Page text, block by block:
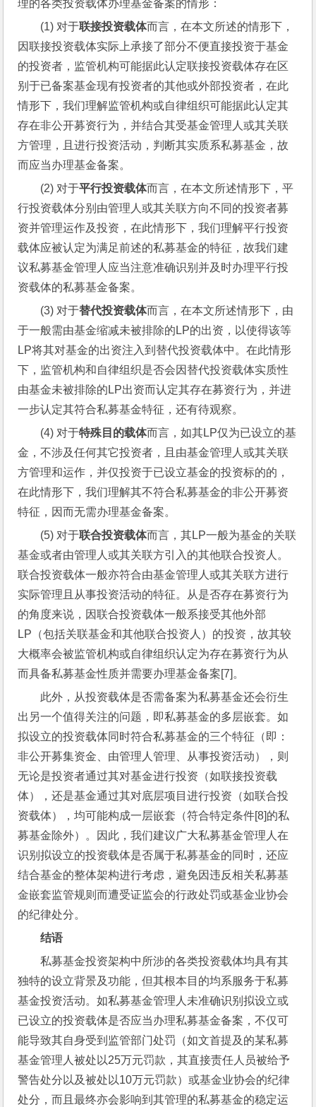
理的各类投资载体办理基金备案的情形：
(1) 对于联接投资载体而言，在本文所述的情形下，
因联接投资载体实际上承接了部分不便直接投资于基金
的投资者，监管机构可能据此认定联接投资载体存在区
别于已备案基金现有投资者的其他或外部投资者，在此
情形下，我们理解监管机构或自律组织可能据此认定其
存在非公开募资行为，并结合其受基金管理人或其关联
方管理，且进行投资活动，判断其实质系私募基金，故
而应当办理基金备案。
(2) 对于平行投资载体而言，在本文所述情形下，平
行投资载体分别由管理人或其关联方向不同的投资者募
资并管理运作及投资，在此情形下，我们理解平行投资
载体应被认定为满足前述的私募基金的特征，故我们建
议私募基金管理人应当注意准确识别并及时办理平行投
资载体的私募基金备案。
(3) 对于替代投资载体而言，在本文所述情形下，由
于一般需由基金缩减未被排除的LP的出资，以使得该等
LP将其对基金的出资注入到替代投资载体中。在此情形
下，监管机构和自律组织是否会因替代投资载体实质性
由基金未被排除的LP出资而认定其存在募资行为，并进
一步认定其符合私募基金特征，还有待观察。
(4) 对于特殊目的载体而言，如其LP仅为已设立的基
金，不涉及任何其它投资者，且由基金管理人或其关联
方管理和运作，并仅投资于已设立基金的投资标的的，
在此情形下，我们理解其不符合私募基金的非公开募资
特征，因而无需办理基金备案。
(5) 对于联合投资载体而言，其LP一般为基金的关联
基金或者由管理人或其关联方引入的其他联合投资人。
联合投资载体一般亦符合由基金管理人或其关联方进行
实际管理且从事投资活动的特征。从是否存在募资行为
的角度来说，因联合投资载体一般系接受其他外部
LP（包括关联基金和其他联合投资人）的投资，故其较
大概率会被监管机构或自律组织认定为存在募资行为从
而具备私募基金性质并需要办理基金备案[7]。
此外，从投资载体是否需备案为私募基金还会衍生
出另一个值得关注的问题，即私募基金的多层嵌套。如
拟设立的投资载体同时符合私募基金的三个特征（即：
非公开募集资金、由管理人管理、从事投资活动），则
无论是投资者通过其对基金进行投资（如联接投资载
体），还是基金通过其对底层项目进行投资（如联合投
资载体），均可能构成一层嵌套（符合特定条件[8]的私
募基金除外）。因此，我们建议广大私募基金管理人在
识别拟设立的投资载体是否属于私募基金的同时，还应
结合基金的整体架构进行考虑，避免因违反相关私募基
金嵌套监管规则而遭受证监会的行政处罚或基金业协会
的纪律处分。
结语
私募基金投资架构中所涉的各类投资载体均具有其
独特的设立背景及功能，但其根本目的均系服务于私募
基金投资活动。如私募基金管理人未准确识别拟设立或
已设立的投资载体是否应当办理私募基金备案，不仅可
能导致其自身受到监管部门处罚（如文首提及的某私募
基金管理人被处以25万元罚款，其直接责任人员被给予
警告处分以及被处以10万元罚款）或基金业协会的纪律
处分，而且最终亦会影响到其管理的私募基金的稳定运